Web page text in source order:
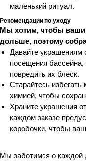
маленький ритуал.
Рекомендации по уходу
Мы хотим, чтобы ваши
дольше, поэтому
Давайте украшениям
посещения
повредить их блеск.
Старайтесь избегать
химией, чтобы
Храните украшения
каждом заказе
коробочки, чтобы
Мы заботимся о каждой